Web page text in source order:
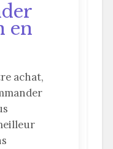
en
achat,